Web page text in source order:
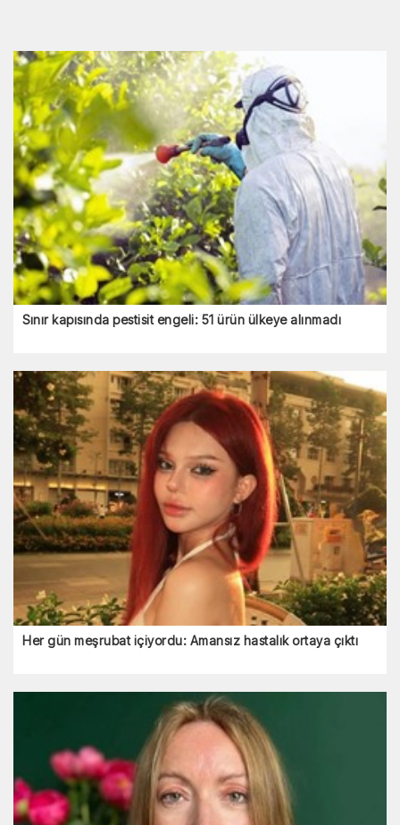
Sınır kapısında pestisit engeli: 51 ürün ülkeye alınmadı
Her gün meşrubat içiyordu: Amansız hastalık ortaya çıktı